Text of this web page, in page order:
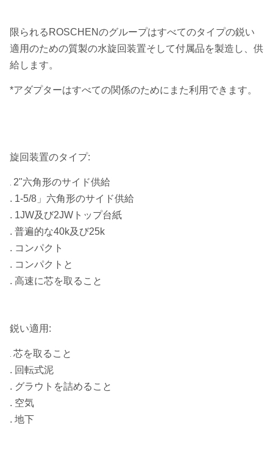
限られるROSCHENのグループはすべてのタイプの鋭い
適用のための質製の水旋回装置そして付属品を製造し、供
給します。
*アダプターはすべての関係のためにまた利用できます。
旋回装置のタイプ:
2"六角形のサイド供給
. 1-5/8」六角形のサイド供給
. 1JW及び2JWトップ台紙
. 普遍的な40k及び25k
. コンパクト
. コンパクトと
. 高速に芯を取ること
鋭い適用:
芯を取ること
. 回転式泥
. グラウトを詰めること
. 空気
. 地下